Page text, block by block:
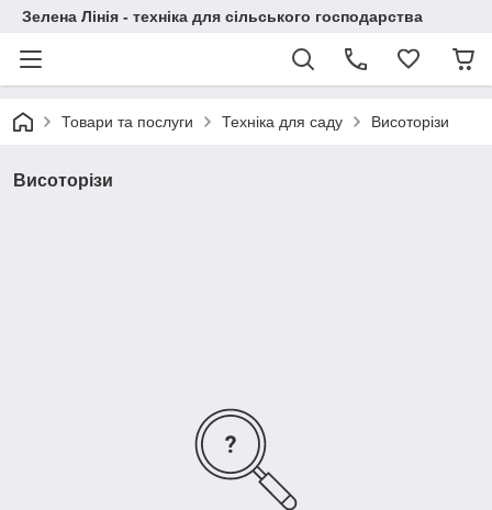
Зелена Лінія - техніка для сільського господарства
Товари та послуги Техніка для саду Висоторізи
Висоторізи